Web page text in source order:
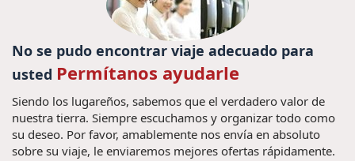
No se pudo encontrar viaje adecuado para
usted Permítanos ayudarle
Siendo los lugareños, sabemos que el verdadero valor de
nuestra tierra. Siempre escuchamos y organizar todo como
su deseo. Por favor, amablemente nos envía en absoluto
sobre su viaje, le enviaremos mejores ofertas rápidamente.